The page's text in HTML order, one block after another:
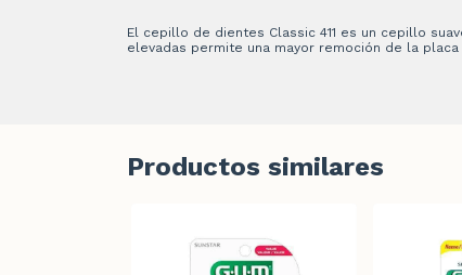
El cepillo de dientes Classic 411 es un cepillo
elevadas permite una mayor remoción de la placa
Productos similares